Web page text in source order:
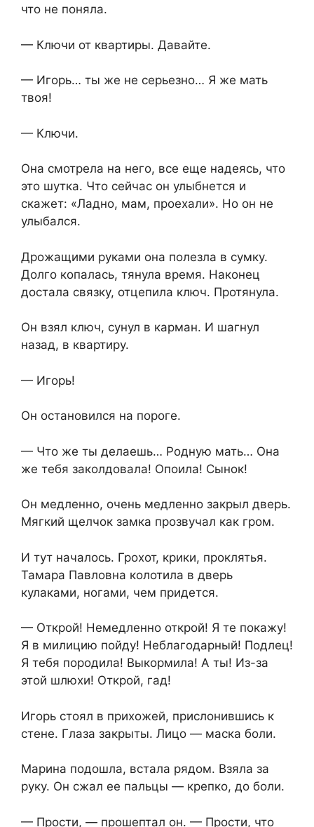
что не поняла.
— Ключи от квартиры. Давайте.
— Игорь… ты же не серьезно… Я же мать
твоя!
— Ключи.
Она смотрела на него, все еще надеясь, что
это шутка. Что сейчас он улыбнется и
скажет: «Ладно, мам, проехали». Но он не
улыбался.
Дрожащими руками она полезла в сумку.
Долго копалась, тянула время. Наконец
достала связку, отцепила ключ. Протянула.
Он взял ключ, сунул в карман. И шагнул
назад, в квартиру.
— Игорь!
Он остановился на пороге.
— Что же ты делаешь… Родную мать… Она
же тебя заколдовала! Опоила! Сынок!
Он медленно, очень медленно закрыл дверь.
Мягкий щелчок замка прозвучал как гром.
И тут началось. Грохот, крики, проклятья.
Тамара Павловна колотила в дверь
кулаками, ногами, чем придется.
— Открой! Немедленно открой! Я те покажу!
Я в милицию пойду! Неблагодарный! Подлец!
Я тебя породила! Выкормила! А ты! Из-за
этой шлюхи! Открой, гад!
Игорь стоял в прихожей, прислонившись к
стене. Глаза закрыты. Лицо — маска боли.
Марина подошла, встала рядом. Взяла за
руку. Он сжал ее пальцы — крепко, до боли.
— Прости, — прошептал он. — Прости, что